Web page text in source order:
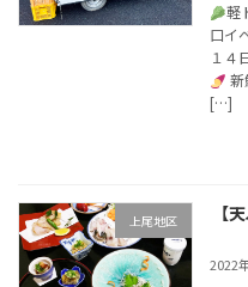
軽
口イ
１４
新
[…]
上尾地区
【
2022